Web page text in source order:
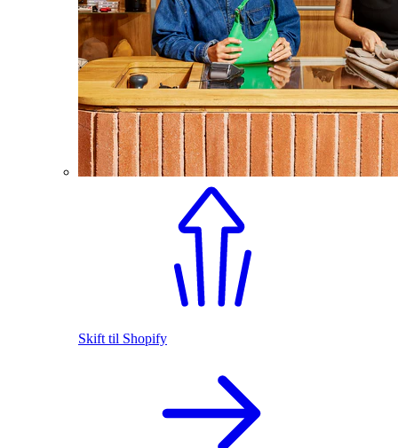
Skift til Shopify